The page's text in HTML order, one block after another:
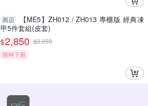
商店
【ME5】ZH012 / ZH013 專櫃版 經典凍
甲5件套組(皮套)
$2,850 $3,050
限時下殺